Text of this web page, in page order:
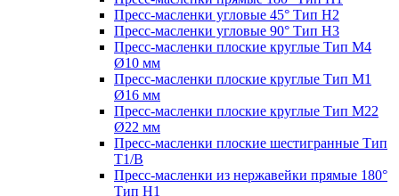
Пресс-масленки угловые 45° Тип H2
Пресс-масленки угловые 90° Тип H3
Пресс-масленки плоские круглые Тип M4
Ø10 мм
Пресс-масленки плоские круглые Тип M1
Ø16 мм
Пресс-масленки плоские круглые Тип M22
Ø22 мм
Пресс-масленки плоские шестигранные Тип
T1/B
Пресс-масленки из нержавейки прямые 180°
Тип H1